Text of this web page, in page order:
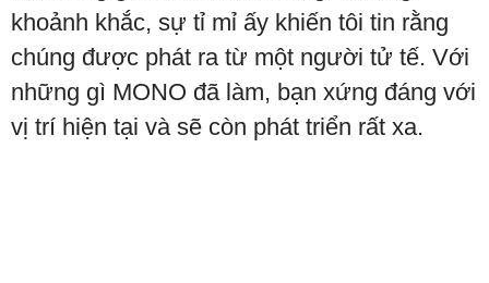
khoảnh khắc, sự tỉ mỉ ấy khiến tôi tin rằng
chúng được phát ra từ một người tử tế. Với
những gì MONO đã làm, bạn xứng đáng với
vị trí hiện tại và sẽ còn phát triển rất xa.